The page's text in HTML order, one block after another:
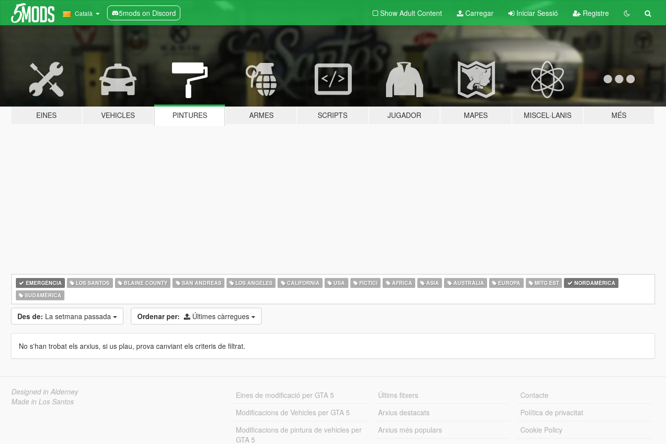
Català 5mods on Discord Show Adult Content Carregar Iniciar Sessió Registre
EINES VEHICLES PINTURES ARMES SCRIPTS JUGADOR MAPES MISCEL·LANIS MÉS
EMERGÈNCIA LOS SANTOS BLAINE COUNTY SAN ANDREAS LOS ANGELES CALIFORNIA USA FICTICI ÀFRICA ÀSIA AUSTRÀLIA EUROPA MITG EST
NORDAMÈRICA
SUDAMÈRICA
Des de: La setmana passada Ordenar per: Últimes càrregues
No s'han trobat els arxius, si us plau, prova canviant els criteris de filtrat.
Designed in Alderney
Made in Los Santos
Eines de modificació per GTA 5
Modificacions de Vehicles per GTA 5
Modificacions de pintura de vehicles per
GTA 5
Últims fitxers
Arxius destacats
Arxius més populars
Contacte
Política de privacitat
Cookie Policy